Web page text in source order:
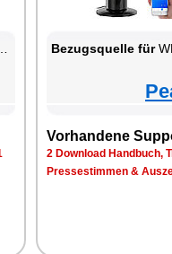
Bezugsquelle für
Vorhandene
2 Download Handbuch,
Pressestimmen &